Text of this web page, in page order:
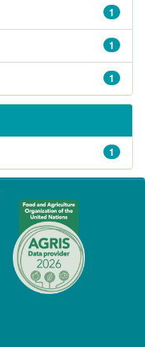
1
1
1
1